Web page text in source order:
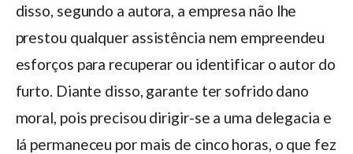
disso, segundo a autora, a empresa não lhe
prestou qualquer assistência nem empreendeu
esforços para recuperar ou identificar o autor do
furto. Diante disso, garante ter sofrido dano
moral, pois precisou dirigir-se a uma delegacia e
lá permaneceu por mais de cinco horas, o que fez